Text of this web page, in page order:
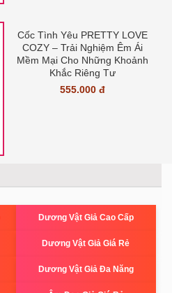
Cốc Tình Yêu PRETTY LOVE
COZY – Trải Nghiệm Êm Ái
Mềm Mại Cho Những Khoảnh
Khắc Riêng Tư
555.000 đ
Dương Vật Giả Cao Cấp
Dương Vật Giả Giá Rẻ
Dương Vật Giả Đa Năng